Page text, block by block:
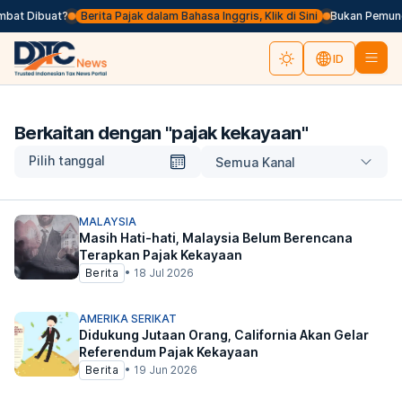
Dibuat? Berita Pajak dalam Bahasa Inggris, Klik di Sini Bukan
ID
Berkaitan dengan "pajak kekayaan"
Pilih tanggal Semua Kanal
MALAYSIA
Masih Hati-hati, Malaysia Belum Berencana
Terapkan Pajak Kekayaan
Berita • 18 Jul 2026
AMERIKA SERIKAT
Didukung Jutaan Orang, California Akan Gelar
Referendum Pajak Kekayaan
Berita • 19 Jun 2026